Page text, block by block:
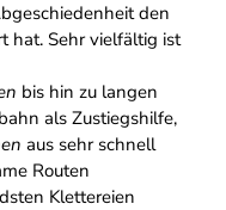
den
hat. Sehr vielfältig ist
bis hin zu langen
als Zustiegshilfe,
aus sehr schnell
Routen
Klettereien